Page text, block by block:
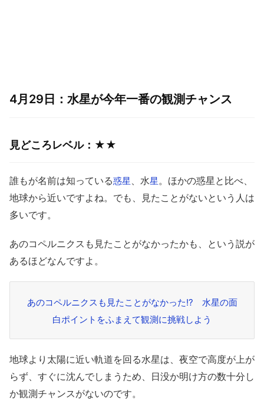
4月29日：水星が今年一番の観測チャンス
見どころレベル：★★
誰もが名前は知っている惑星 、水星 。ほかの惑星と比べ、
地球から近いですよね。でも、見たことがないという人は
多いです。
あのコペルニクスも見たことがなかったかも、という説が
あるほどなんですよ。
あのコペルニクスも見たことがなかった!? 水星の面
白ポイントをふまえて観測に挑戦しよう
地球より太陽に近い軌道を回る水星は、夜空で高度が上が
らず、すぐに沈んでしまうため、日没か明け方の数十分し
か観測チャンスがないのです。